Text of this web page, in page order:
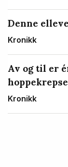
Denne
Kronikk
Av og til er
Kronikk